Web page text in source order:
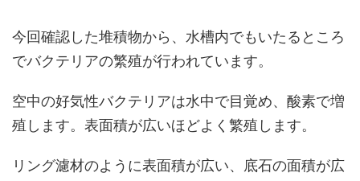
今回確認した堆積物から、水槽内でもいたるところ
でバクテリアの繁殖が行われています。
空中の好気性バクテリアは水中で目覚め、酸素で増
殖します。表面積が広いほどよく繁殖します。
リング濾材のように表面積が広い、底石の面積が広